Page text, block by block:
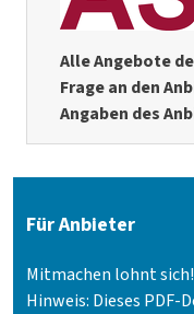
Alle Angebote
Frage an den
Angaben des
Für Anbieter
Mitmachen lohnt sich!
Hinweis: Dieses